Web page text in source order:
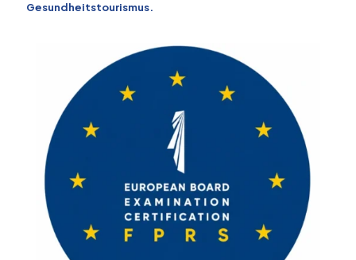
Gesundheitstourismus.